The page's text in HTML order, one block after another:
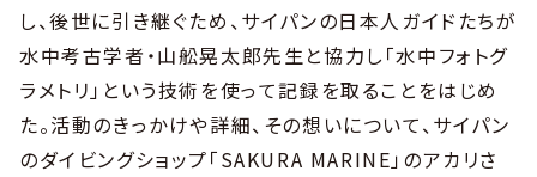
し、後世に引き継ぐため、サイパンの日本人ガイドたちが
水中考古学者・山舩晃太郎先生と協力し「水中フォトグ
ラメトリ」という技術を使って記録を取ることをはじめ
た。活動のきっかけや詳細、その想いについて、サイパン
のダイビングショップ「SAKURA MARINE」のアカリさ